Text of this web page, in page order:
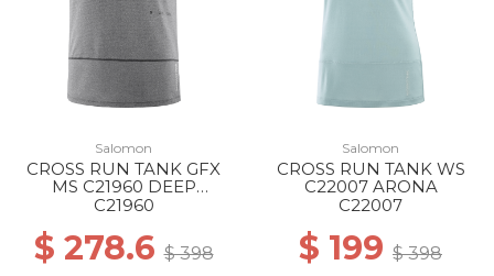
Salomon
CROSS RUN TANK GFX
MS C21960 DEEP
BLACK/HEATHER
C21960
$ 278.6$ 398
Salomon
CROSS RUN TANK WS
C22007 ARONA
C22007
$ 199 $ 398